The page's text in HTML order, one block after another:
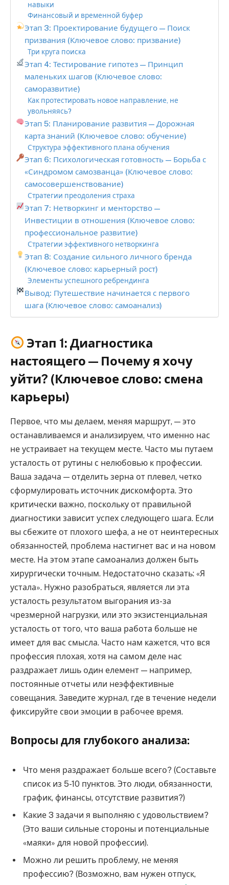
навыки
Финансовый и временной буфер
Этап 3: Проектирование будущего — Поиск
призвания (Ключевое слово: призвание)
Три круга поиска
Этап 4: Тестирование гипотез — Принцип
маленьких шагов (Ключевое слово:
саморазвитие)
Как протестировать новое направление, не
увольняясь?
Этап 5: Планирование развития — Дорожная
карта знаний (Ключевое слово: обучение)
Структура эффективного плана обучения
Этап 6: Психологическая готовность — Борьба с
«Синдромом самозванца» (Ключевое слово:
самосовершенствование)
Стратегии преодоления страха
Этап 7: Нетворкинг и менторство —
Инвестиции в отношения (Ключевое слово:
профессиональное развитие)
Стратегии эффективного нетворкинга
Этап 8: Создание сильного личного бренда
(Ключевое слово: карьерный рост)
Элементы успешного ребрендинга
Вывод: Путешествие начинается с первого
шага (Ключевое слово: самоанализ)
Этап 1: Диагностика
настоящего — Почему я хочу
уйти? (Ключевое слово: смена
карьеры)
Первое, что мы делаем, меняя маршрут, — это
останавливаемся и анализируем, что именно нас
не устраивает на текущем месте. Часто мы путаем
усталость от рутины с нелюбовью к профессии.
Ваша задача — отделить зерна от плевел, четко
сформулировать источник дискомфорта. Это
критически важно, поскольку от правильной
диагностики зависит успех следующего шага. Если
вы сбежите от плохого шефа, а не от неинтересных
обязанностей, проблема настигнет вас и на новом
месте. На этом этапе самоанализ должен быть
хирургически точным. Недостаточно сказать: «Я
устала». Нужно разобраться, является ли эта
усталость результатом выгорания из-за
чрезмерной нагрузки, или это экзистенциальная
усталость от того, что ваша работа больше не
имеет для вас смысла. Часто нам кажется, что вся
профессия плохая, хотя на самом деле нас
раздражает лишь один елемент — например,
постоянные отчеты или неэффективные
совещания. Заведите журнал, где в течение недели
фиксируйте свои эмоции в рабочее время.
Вопросы для глубокого анализа:
Что меня раздражает больше всего? (Составьте
список из 5-10 пунктов. Это люди, обязанности,
график, финансы, отсутствие развития?)
Какие 3 задачи я выполняю с удовольствием?
(Это ваши сильные стороны и потенциальные
«маяки» для новой профессии).
Можно ли решить проблему, не меняя
профессию? (Возможно, вам нужен отпуск,